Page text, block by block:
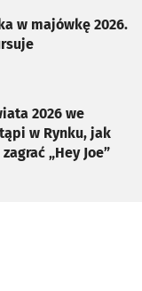
w majówkę 2026.
2026 we
w Rynku, jak
„Hey Joe”